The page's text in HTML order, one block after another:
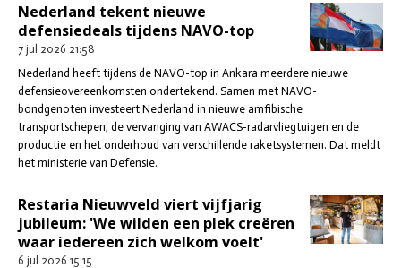
Nederland tekent nieuwe
defensiedeals tijdens NAVO-top
7 jul 2026 21:58
Nederland heeft tijdens de NAVO-top in Ankara meerdere nieuwe
defensieovereenkomsten ondertekend. Samen met NAVO-
bondgenoten investeert Nederland in nieuwe amfibische
transportschepen, de vervanging van AWACS-radarvliegtuigen en de
productie en het onderhoud van verschillende raketsystemen. Dat meldt
het ministerie van Defensie.
Restaria Nieuwveld viert vijfjarig
jubileum: 'We wilden een plek creëren
waar iedereen zich welkom voelt'
6 jul 2026 15:15